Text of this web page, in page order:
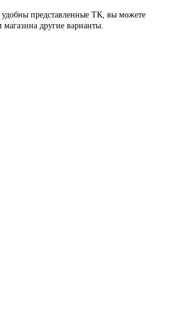
представленные ТК, вы можете
другие варианты.